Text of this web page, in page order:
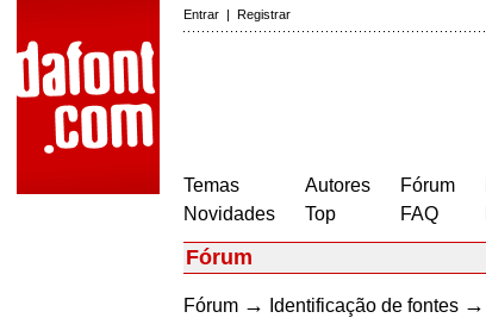
Entrar | Registrar
Temas
Novidades
Autores
Top
Fórum
FAQ
Fórum
Fórum → Identificação de fontes →